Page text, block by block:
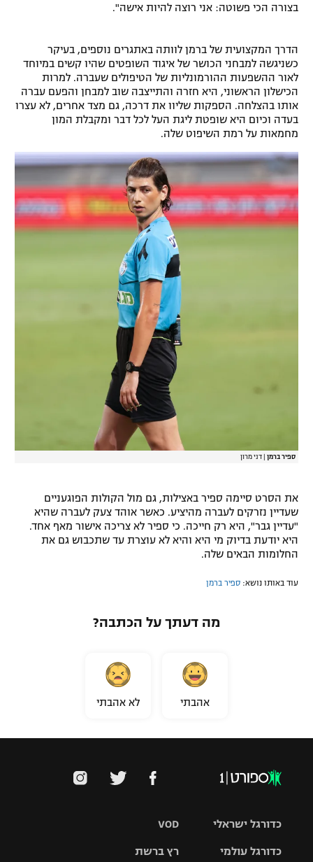
בצורה הכי פשוטה: אני רוצה להיות אישה".
הדרך המקצועית של ברמן לוותה באתגרים נוספים, בעיקר
כשניגשה למבחני הכושר של איגוד השופטים שהיו קשים במיוחד
לאור ההשפעות ההורמונליות של הטיפולים שעברה. למרות
הכישלון הראשוני, היא חזרה והתייצבה שוב למבחן והפעם עברה
אותו בהצלחה. הספקות שליוו את דרכה, גם מצד אחרים, לא עצרו
בעדה וכיום היא שופטת ליגת העל לכל דבר ומקבלת המון
מחמאות על רמת השיפוט שלה.
ספיר ברמן דני מרון
את הסרט סיימה ספיר באצילות, גם מול הקולות הפוגעניים
שעדיין נזרקים לעברה מהיציע. כאשר אוהד צעק לעברה שהיא
"עדיין גבר", היא רק חייכה. כי ספיר לא צריכה אישור מאף אחד.
היא יודעת בדיוק מי היא והיא לא עוצרת עד שתכבוש גם את
החלומות הבאים שלה.
עוד באותו נושא: ספיר ברמן
מה דעתך על הכתבה?
אהבתי לא אהבתי
VOD
רץ ברשת
כדורגל ישראלי
כדורגל עולמי